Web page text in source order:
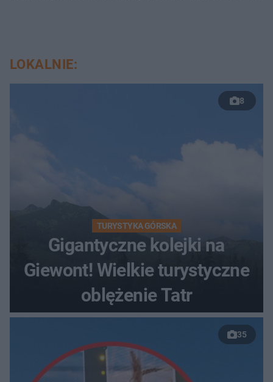
LOKALNIE:
8
TURYSTYKA GÓRSKA
Gigantyczne kolejki na
Giewont! Wielkie turystyczne
oblężenie Tatr
35